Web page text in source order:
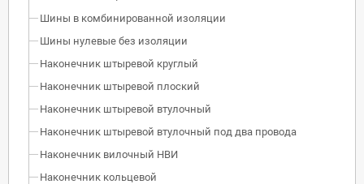
Шины в комбинированной изоляции
Шины нулевые без изоляции
Наконечник штыревой круглый
Наконечник штыревой плоский
Наконечник штыревой втулочный
Наконечник штыревой втулочный под два провода
Наконечник вилочный НВИ
Наконечник кольцевой